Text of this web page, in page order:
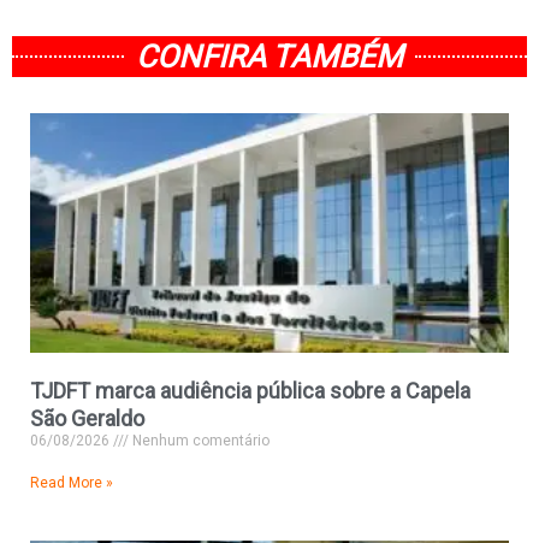
CONFIRA TAMBÉM
TJDFT marca audiência pública sobre a Capela
São Geraldo
06/08/2026 Nenhum comentário
Read More »